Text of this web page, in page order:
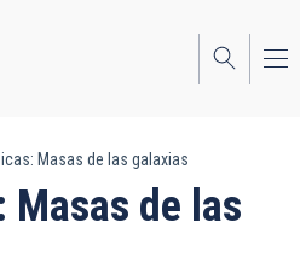
Masas de las galaxias
de las